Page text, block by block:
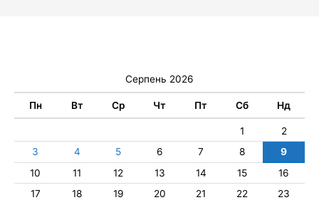
Серпень 2026
Пн Вт Ср Чт Пт Сб Нд
1
2
3
4 5 6 7 8
9
10
11 12 13 14 15
16
17
18 19 20 21 22
23